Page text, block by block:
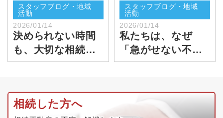
スタッフブログ・地域
活動
2026/01/14
決められない時間
も、大切な相続の
一部だと思う
スタッフブログ・地域
活動
2026/01/14
私たちは、なぜ
「急がせない不動
産相談」を大切に
相続した方へ